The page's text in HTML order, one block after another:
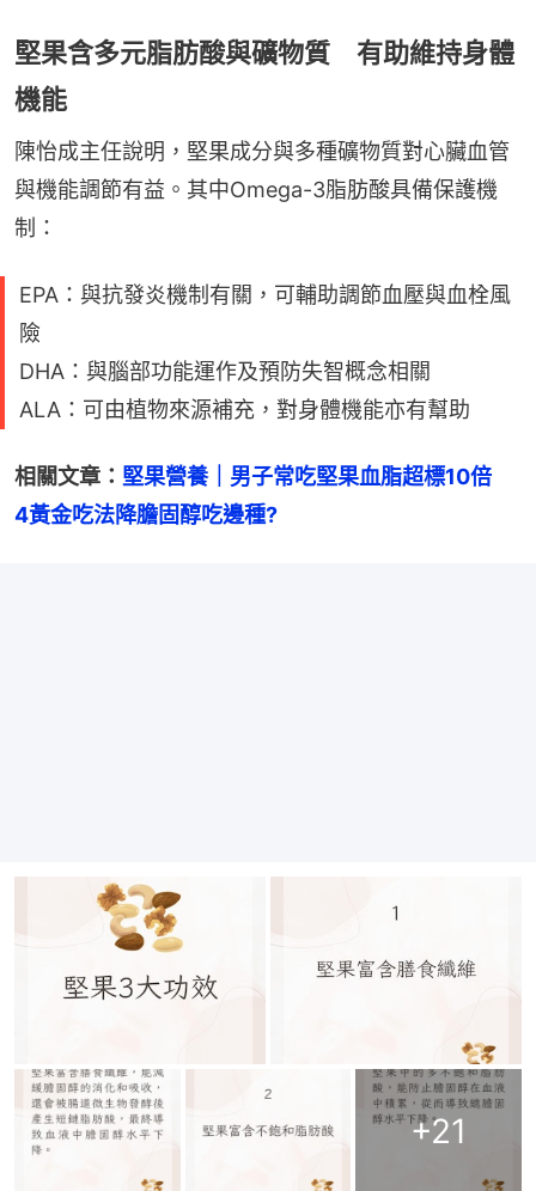
堅果含多元脂肪酸與礦物質 有助維持身體
機能
陳怡成主任說明，堅果成分與多種礦物質對心臟血管
與機能調節有益。其中Omega-3脂肪酸具備保護機
制：
EPA：與抗發炎機制有關，可輔助調節血壓與血栓風
險
DHA：與腦部功能運作及預防失智概念相關
ALA：可由植物來源補充，對身體機能亦有幫助
相關文章： 堅果營養｜男子常吃堅果血脂超標10倍
4黃金吃法降膽固醇吃邊種?
+21